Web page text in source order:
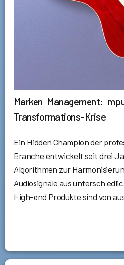
Marken-Management:
Transformations-Krise
Ein Hidden Champion der
Branche entwickelt seit drei
Algorithmen zur
Audiosignale aus
High-end Produkte sind von